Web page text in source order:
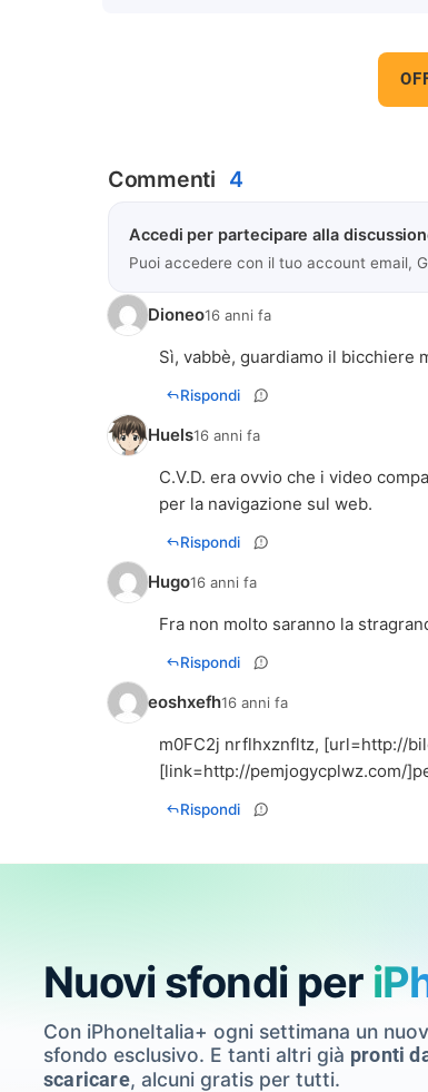
Commenti 4
Accedi per partecipare alla
Puoi accedere con il tuo account email,
Dioneo16 anni fa
Sì, vabbè, guardiamo il bicchiere
Rispondi
Huels16 anni fa
C.V.D. era ovvio che i video
per la navigazione sul web.
Rispondi
Hugo16 anni fa
Fra non molto saranno la
Rispondi
eoshxefh16 anni fa
m0FC2j nrflhxznfltz, [url=http://
[link=http://pemjogycplwz.com/
Rispondi
Nuovi sfondi per
Con iPhoneItalia+ ogni settimana un
sfondo esclusivo. E tanti altri già pronti
scaricare, alcuni gratis per tutti.